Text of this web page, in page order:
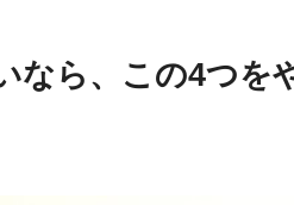
なら、この4つを